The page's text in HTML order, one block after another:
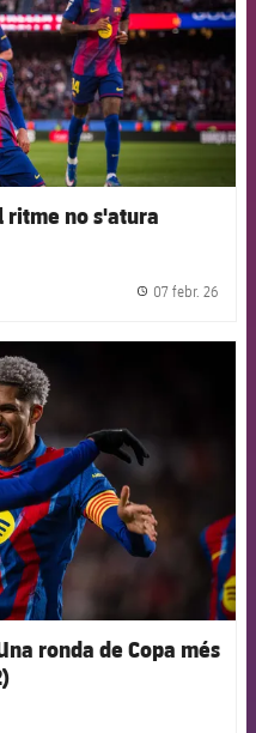
ritme no s'atura
07 febr. 26
Barcelona badge
ronda de Copa més